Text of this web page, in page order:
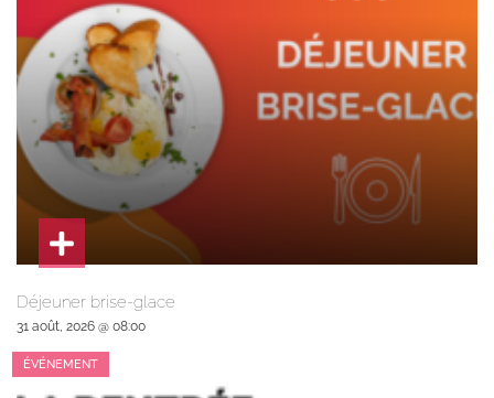
Déjeuner brise-glace
31 août, 2026 @ 08:00
ÉVÉNEMENT